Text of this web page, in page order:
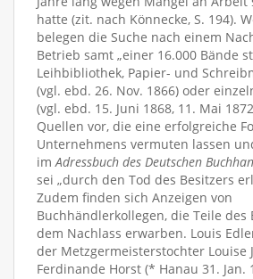
hatte (zit. nach Könnecke, S. 194).
belegen die Suche nach einem
Betrieb samt „einer 16.000 Bände
Leihbibliothek, Papier- und
(vgl. ebd. 26. Nov. 1866) oder
(vgl. ebd. 15. Juni 1868, 11. Mai
Quellen vor, die eine erfolgreiche
Unternehmens vermuten lassen
imAdressbuch des Deutschen
sei „durch den Tod des Besitzers
Zudem finden sich Anzeigen von
Buchhändlerkollegen, die Teile des
dem Nachlass erwarben. Louis
der Metzgermeisterstochter Louise
Ferdinande Horst (* Hanau 31. Jan.